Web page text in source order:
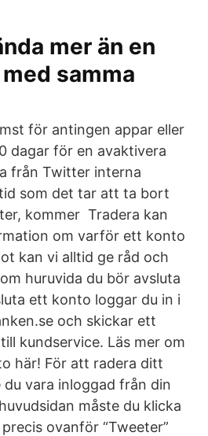
mer än en
samma
för antingen appar eller
dagar för en avaktivera
från Twitter interna
som det tar att ta bort
kommer Tradera kan
om varför ett konto
kan vi alltid ge råd och
huruvida du bör avsluta
ett konto loggar du in i
och skickar ett
kundservice. Läs mer om
här! För att radera ditt
vara inloggad från din
måste du klicka
ovanför “Tweeter”